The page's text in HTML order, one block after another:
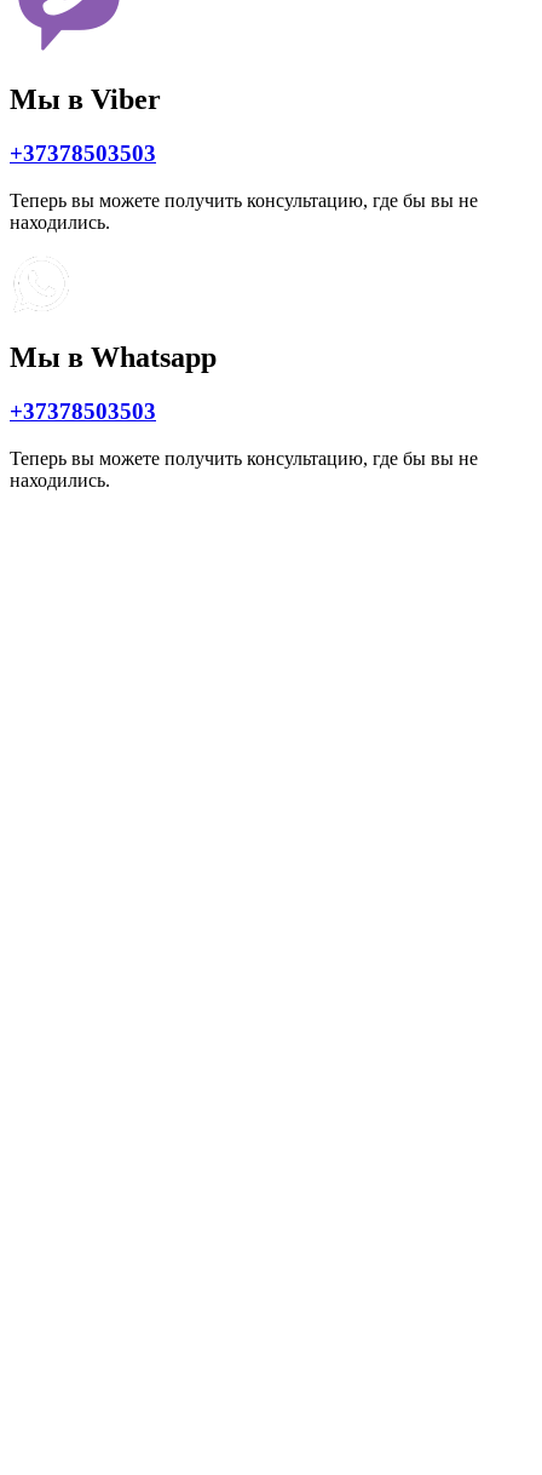
Мы в Viber
+37378503503
Теперь вы можете получить консультацию, где бы вы не
находились.
Мы в Whatsapp
+37378503503
Теперь вы можете получить консультацию, где бы вы не
находились.